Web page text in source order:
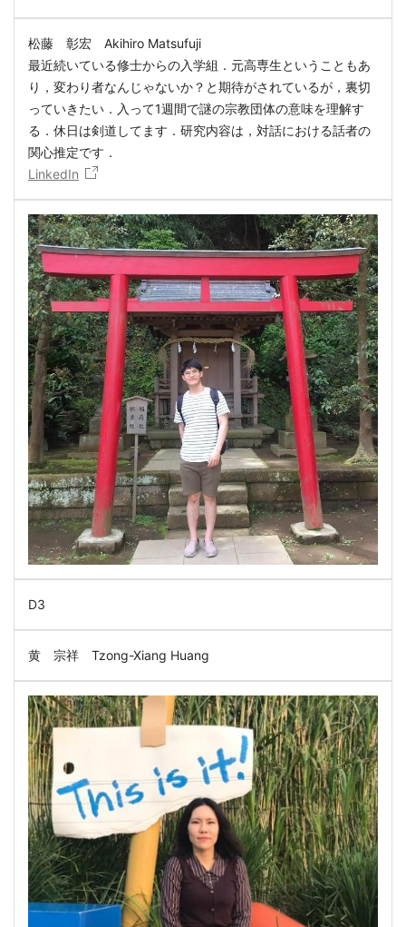
松藤 彰宏 Akihiro Matsufuji
最近続いている修士からの入学組．元高専生ということもあ
り，変わり者なんじゃないか？と期待がされているが，裏切
っていきたい．入って1週間で謎の宗教団体の意味を理解す
る．休日は剣道してます．研究内容は，対話における話者の
関心推定です．
LinkedIn
D3
黄 宗祥 Tzong-Xiang Huang